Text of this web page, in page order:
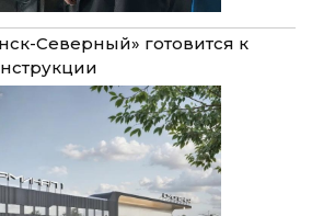
Северный» готовится к